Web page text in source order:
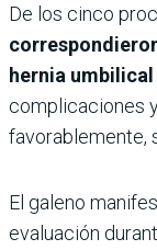
De los cinco
hernia
complicaciones
favorablemente,
El galeno
evaluación